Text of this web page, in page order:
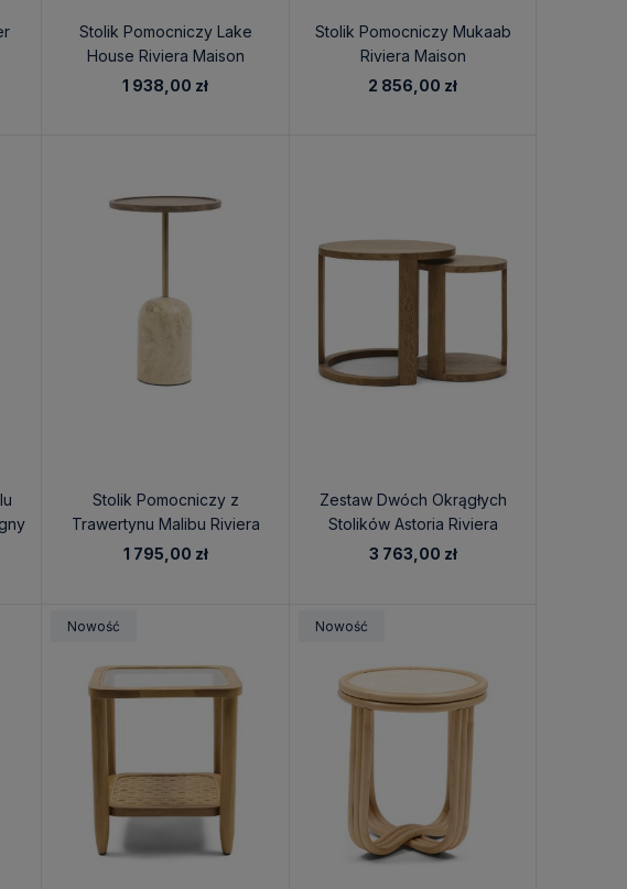
Stolik Pomocniczy Lake
House Riviera Maison
45x45x55cm
1 938,00 zł
Stolik Pomocniczy Mukaab
Riviera Maison
2 856,00 zł
Stolik Pomocniczy z
Trawertynu Malibu Riviera
Maison 35x35x55cm
1 795,00 zł
Zestaw Dwóch Okrągłych
Stolików Astoria Riviera
Maison
3 763,00 zł
Nowość Nowość